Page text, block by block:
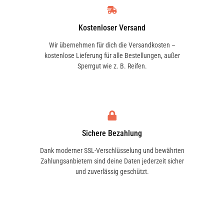
Kostenloser Versand
Wir übernehmen für dich die Versandkosten –
kostenlose Lieferung für alle Bestellungen, außer
Sperrgut wie z. B. Reifen.
Sichere Bezahlung
Dank moderner SSL-Verschlüsselung und bewährten
Zahlungsanbietern sind deine Daten jederzeit sicher
und zuverlässig geschützt.